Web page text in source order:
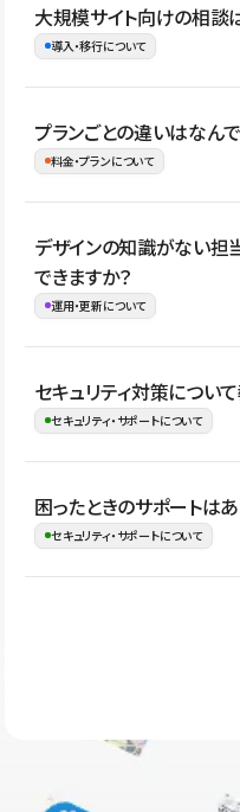
はい。既存サイトの構成やコ
Studio上に再構築する形で
イト全体のデザインや設定が
め、移行後にページ構成やデ
大規模サイト向けの相談
導入・移行について
はい。アクセス規模が大きい
理、セキュリティ確認、既
ない段階でも、お問い合わせ
お問合せはこちら
プランごとの違いはなん
料金・プランについて
公開ページ数、バージョン履
管理の有無などがプランご
ージをご覧ください。
デザインの知識がない担
できますか？
運用・更新について
はい。CMSやコンポーネン
ことで、デザインを崩しに
ながらレイアウトに影響を与
す。
セキュリティ対策について
セキュリティ・サポートについて
Studioでは、公開サイトやサ
の暗号化、データ保護、ア
はSSL/TLSによる通信暗号
困ったときのサポートはあ
セキュリティ・サポートについて
操作方法や機能については
ユーザー同士で質問・相談